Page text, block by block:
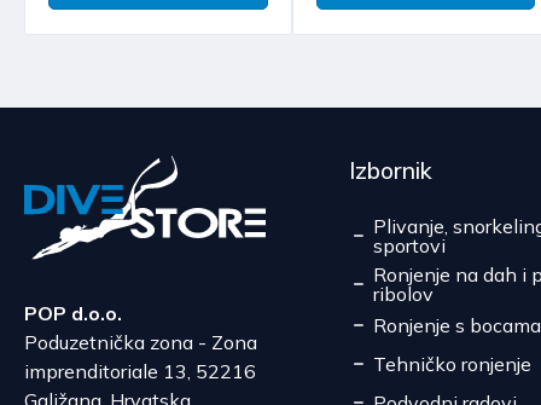
POP d.o.o.
Poduzetnička zona - Zona
imprenditoriale 13, 52216
Izbornik
Plivanje,
sportovi
Ronjenje na dah i
ribolov
Ronjenje s bocama
Tehničko ronjenje